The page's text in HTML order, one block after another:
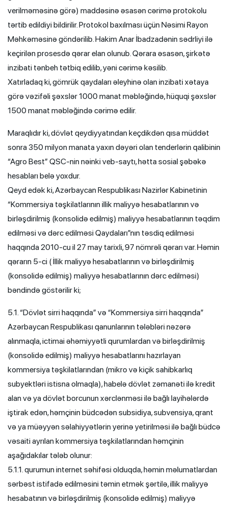
verilməməsinə görə) maddəsinə əsasən cərimə protokolu
tərtib edildiyi bildirilir. Protokol baxılması üçün Nəsimi Rayon
Məhkəməsinə göndərilib. Hakim Anar İbadzadənin sədrliyi ilə
keçirilən prosesdə qərar elan olunub. Qərara əsasən, şirkətə
inzibati tənbeh tətbiq edilib, yəni cərimə kəsilib.
Xatırladaq ki, gömrük qaydaları əleyhinə olan inzibati xətaya
görə vəzifəli şəxslər 1000 manat məbləğində, hüquqi şəxslər
1500 manat məbləğində cərimə edilir.
Maraqlıdır ki, dövlət qeydiyyatından keçdikdən qısa müddət
sonra 350 milyon manata yaxın dəyəri olan tenderlərin qalibinin
“Agro Best” QSC-nin nəinki veb-saytı, hətta sosial şəbəkə
hesabları belə yoxdur.
Qeyd edək ki, Azərbaycan Respublikası Nazirlər Kabinetinin
“Kommersiya təşkilatlarının illik maliyyə hesabatlarının və
birləşdirilmiş (konsolidə edilmiş) maliyyə hesabatlarının təqdim
edilməsi və dərc edilməsi Qaydaları”nın təsdiq edilməsi
haqqında 2010-cu il 27 may tarixli, 97 nömrəli qərarı var. Həmin
qərarın 5-ci ( İllik maliyyə hesabatlarının və birləşdirilmiş
(konsolidə edilmiş) maliyyə hesabatlarının dərc edilməsi)
bəndində göstərilir ki;
5.1. “Dövlət sirri haqqında” və “Kommersiya sirri haqqında”
Azərbaycan Respublikası qanunlarının tələbləri nəzərə
alınmaqla, ictimai əhəmiyyətli qurumlardan və birləşdirilmiş
(konsolidə edilmiş) maliyyə hesabatlarını hazırlayan
kommersiya təşkilatlarından (mikro və kiçik sahibkarlıq
subyektləri istisna olmaqla), habelə dövlət zəmanəti ilə kredit
alan və ya dövlət borcunun xərclənməsi ilə bağlı layihələrdə
iştirak edən, həmçinin büdcədən subsidiya, subvensiya, qrant
və ya müəyyən səlahiyyətlərin yerinə yetirilməsi ilə bağlı büdcə
vəsaiti ayrılan kommersiya təşkilatlarından həmçinin
aşağıdakılar tələb olunur:
5.1.1. qurumun internet səhifəsi olduqda, həmin məlumatlardan
sərbəst istifadə edilməsini təmin etmək şərtilə, illik maliyyə
hesabatının və birləşdirilmiş (konsolidə edilmiş) maliyyə